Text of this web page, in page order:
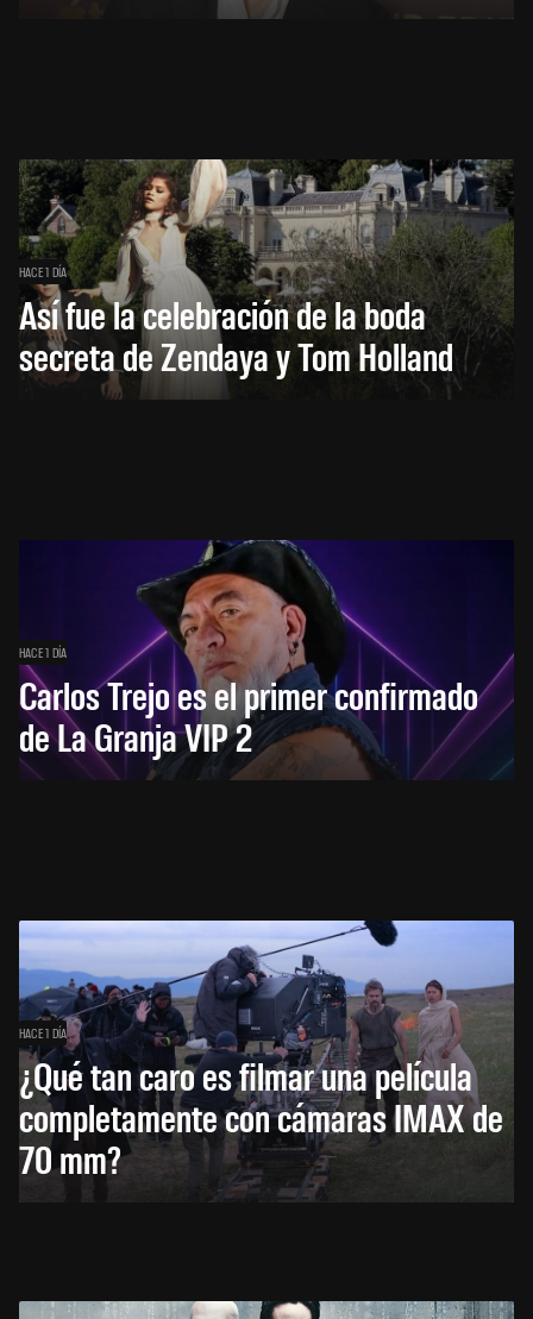
HACE 1 DÍA
Así fue la celebración de la boda
secreta de Zendaya y Tom Holland
HACE 1 DÍA
Carlos Trejo es el primer confirmado
de La Granja VIP 2
HACE 1 DÍA
¿Qué tan caro es filmar una película
completamente con cámaras IMAX de
70 mm?